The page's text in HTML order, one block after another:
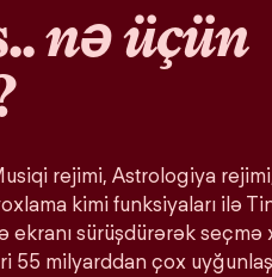
nə üçün
rejimi, Astrologiya rejimi,
kimi funksiyaları ilə
ekranı sürüşdürərək
55 milyarddan çox